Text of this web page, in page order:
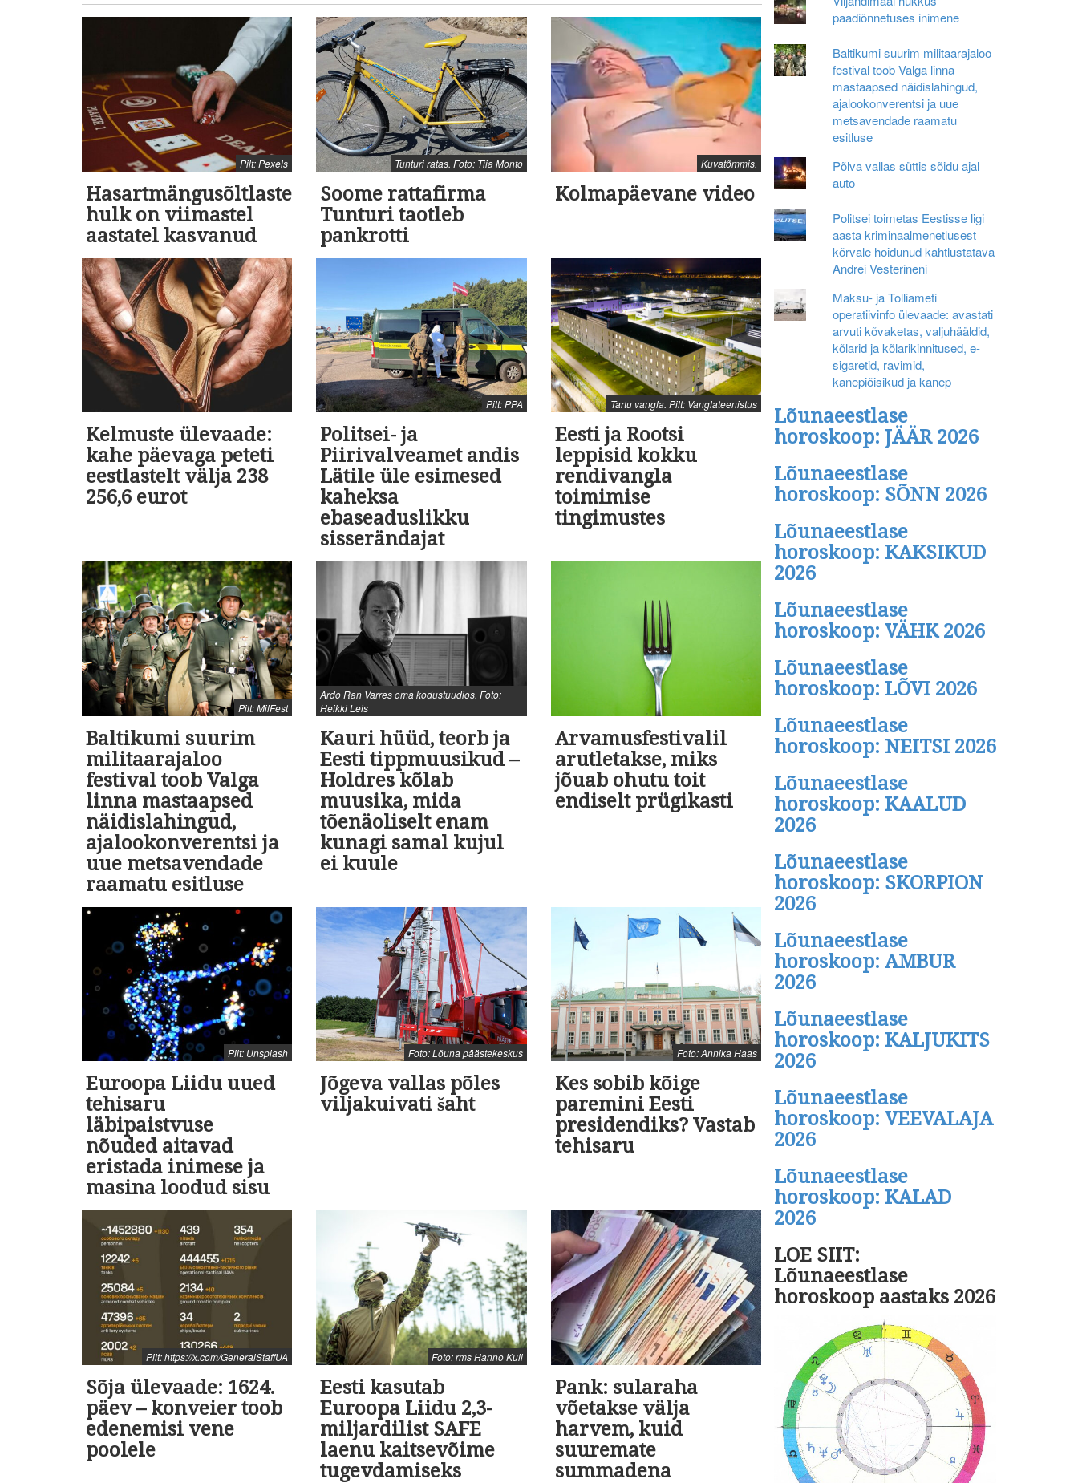
Pilt: Pexels
Hasartmängusõltlaste
hulk on viimastel
aastatel kasvanud
Tunturi ratas. Foto: Tiia Monto
Soome rattafirma
Tunturi taotleb
pankrotti
Kuvatõmmis.
Kolmapäevane video
Kelmuste ülevaade:
kahe päevaga peteti
eestlastelt välja 238
256,6 eurot
Pilt: PPA
Politsei- ja
Piirivalveamet andis
Lätile üle esimesed
kaheksa
ebaseaduslikku
sisserändajat
Tartu vangla. Pilt: Vanglateenistus
Eesti ja Rootsi
leppisid kokku
rendivangla
toimimise
tingimustes
Pilt: MilFest
Baltikumi suurim
militaarajaloo
festival toob Valga
linna mastaapsed
näidislahingud,
ajalookonverentsi ja
uue metsavendade
raamatu esitluse
Ardo Ran Varres oma kodustuudios. Foto:
Heikki Leis
Kauri hüüd, teorb ja
Eesti tippmuusikud –
Holdres kõlab
muusika, mida
tõenäoliselt enam
kunagi samal kujul
ei kuule
Arvamusfestivalil
arutletakse, miks
jõuab ohutu toit
endiselt prügikasti
Pilt: Unsplash
Euroopa Liidu uued
tehisaru
läbipaistvuse
nõuded aitavad
eristada inimese ja
masina loodud sisu
Foto: Lõuna päästekeskus
Jõgeva vallas põles
viljakuivati šaht
Foto: Annika Haas
Kes sobib kõige
paremini Eesti
presidendiks? Vastab
tehisaru
Pilt: https://x.com/GeneralStaffUA
Sõja ülevaade: 1624.
päev – konveier toob
edenemisi vene
poolele
Foto: rms Hanno Kull
Eesti kasutab
Euroopa Liidu 2,3-
miljardilist SAFE
laenu kaitsevõime
tugevdamiseks
Pank: sularaha
võetakse välja
harvem, kuid
suuremate
summadena
paadiõnnetuses inimene
Baltikumi suurim militaarajaloo
festival toob Valga linna
mastaapsed näidislahingud,
ajalookonverentsi ja uue
metsavendade raamatu
esitluse
Põlva vallas süttis sõidu ajal
auto
Politsei toimetas Eestisse ligi
aasta kriminaalmenetlusest
kõrvale hoidunud kahtlustatava
Andrei Vesterineni
Maksu- ja Tolliameti
operatiivinfo ülevaade: avastati
arvuti kõvaketas, valjuhääldid,
kõlarid ja kõlarikinnitused, e-
sigaretid, ravimid,
kanepiõisikud ja kanep
Lõunaeestlase
horoskoop: JÄÄR 2026
Lõunaeestlase
horoskoop: SÕNN 2026
Lõunaeestlase
horoskoop: KAKSIKUD
2026
Lõunaeestlase
horoskoop: VÄHK 2026
Lõunaeestlase
horoskoop: LÕVI 2026
Lõunaeestlase
horoskoop: NEITSI 2026
Lõunaeestlase
horoskoop: KAALUD
2026
Lõunaeestlase
horoskoop: SKORPION
2026
Lõunaeestlase
horoskoop: AMBUR
2026
Lõunaeestlase
horoskoop: KALJUKITS
2026
Lõunaeestlase
horoskoop: VEEVALAJA
2026
Lõunaeestlase
horoskoop: KALAD
2026
LOE SIIT:
Lõunaeestlase
horoskoop aastaks 2026